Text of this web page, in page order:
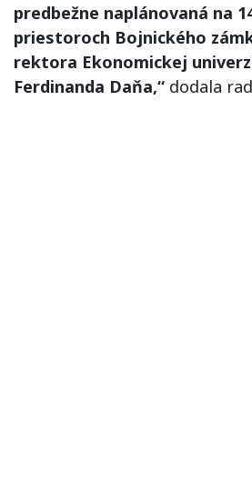
predbežne naplánovaná na
priestoroch Bojnického
rektora Ekonomickej
Ferdinanda Daňa,“ dodala